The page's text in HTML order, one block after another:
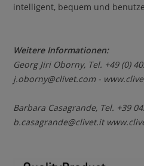
intelligent, bequem und
Weitere Informationen:
Georg Jiri Oborny, Tel. +49 (0)
j.oborny@clivet.com -
Barbara Casagrande, Tel. +39
b.casagrande@clivet.it